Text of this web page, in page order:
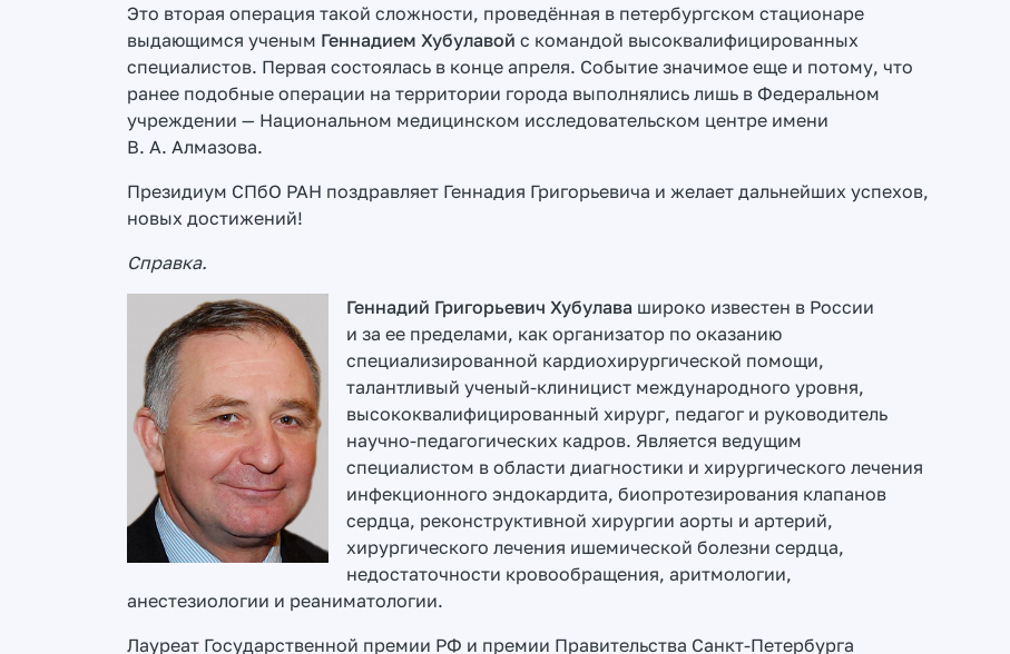
Это вторая операция такой сложности, проведённая в петербургском стационаре
выдающимся ученым Геннадием Хубулавой с командой высоквалифицированных
специалистов. Первая состоялась в конце апреля. Событие значимое еще и потому, что
ранее подобные операции на территории города выполнялись лишь в Федеральном
учреждении — Национальном медицинском исследовательском центре имени
В. А. Алмазова.
Президиум СПбО РАН поздравляет Геннадия Григорьевича и желает дальнейших успехов,
новых достижений!
Справка.
Геннадий Григорьевич Хубулава широко известен в России
и за ее пределами, как организатор по оказанию
специализированной кардиохирургической помощи,
талантливый ученый-клиницист международного уровня,
высококвалифицированный хирург, педагог и руководитель
научно-педагогических кадров. Является ведущим
специалистом в области диагностики и хирургического лечения
инфекционного эндокардита, биопротезирования клапанов
сердца, реконструктивной хирургии аорты и артерий,
хирургического лечения ишемической болезни сердца,
недостаточности кровообращения, аритмологии,
анестезиологии и реаниматологии.
Лауреат Государственной премии РФ и премии Правительства Санкт-Петербурга